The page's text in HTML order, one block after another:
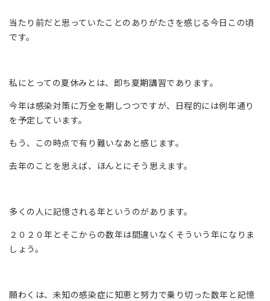
当たり前だと思っていたことのありがたさを感じる今日この頃
です。
私にとっての夏休みとは、即ち夏期講習であります。
今年は感染対策に万全を期しつつですが、日程的には例年通り
を予定しています。
もう、この時点で有り難いなあと感じます。
去年のことを思えば、ほんとにそう思えます。
多くの人に記憶される年というのがあります。
２０２０年とそこからの数年は間違いなくそういう年になりま
しょう。
願わくは、未知の感染症に知恵と努力で乗り切った数年と記憶